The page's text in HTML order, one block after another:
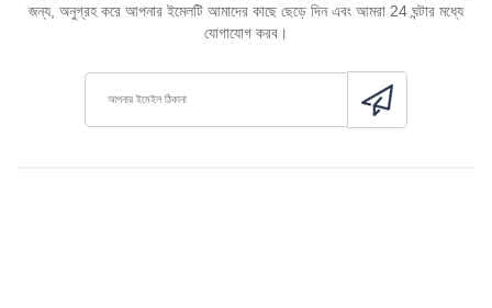
জন্য, অনুগ্রহ করে আপনার ইমেলটি আমাদের কাছে ছেড়ে দিন এবং আমরা 24 ঘন্টার মধ্যে
যোগাযোগ করব।